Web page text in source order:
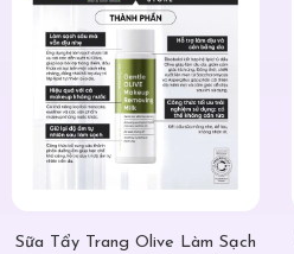
Sữa Tẩy Trang Olive Làm Sạch